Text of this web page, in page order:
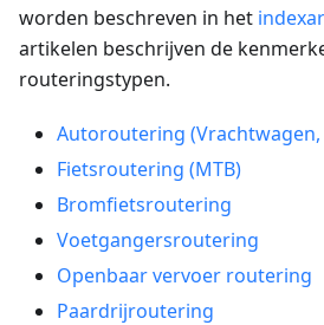
worden beschreven in het
artikelen beschrijven de
routeringstypen.
Autoroutering
Fietsroutering (MTB)
Bromfietsroutering
Voetgangersroutering
Openbaar vervoer routering
Paardrijroutering